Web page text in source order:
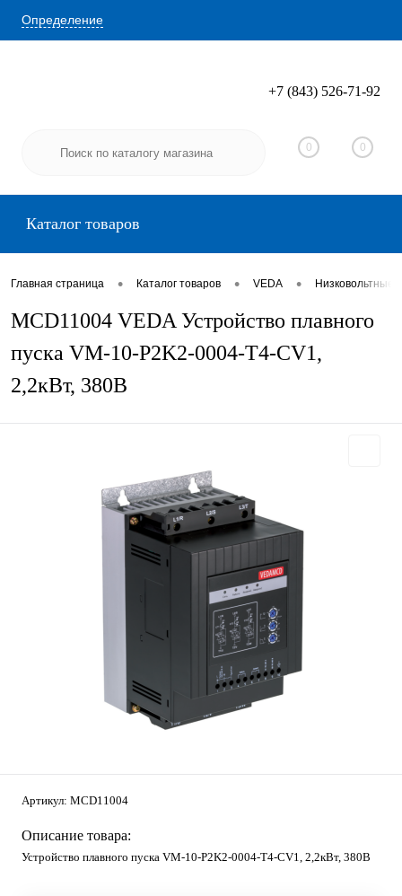
Определение
Вход Регистрация
+7 (843) 526-71-92
0 0
Каталог товаров
Главная страница • Каталог товаров • VEDA •
MCD11004 VEDA Устройство плавного
пуска VM-10-P2K2-0004-T4-CV1,
2,2кВт, 380В
Артикул: MCD11004
Описание товара:
Устройство плавного пуска VM-10-P2K2-0004-T4-CV1, 2,2кВт, 380В